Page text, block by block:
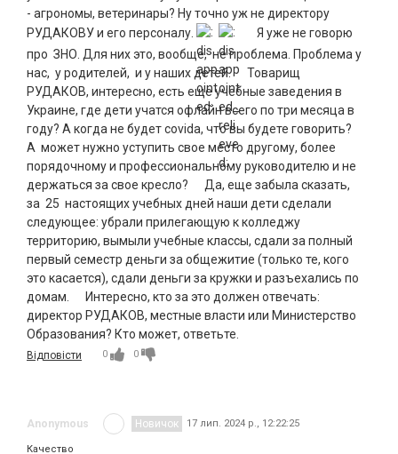
- агрономы, ветеринары? Ну точно уж не директору
РУДАКОВУ и его персоналу.
Я уже не говорю
про ЗНО. Для них это, вообще, не проблема. Проблема у
нас, у родителей, и у наших детей. Товарищ
РУДАКОВ, интересно, есть еще учебные заведения в
Украине, где дети учатся офлайн всего по три месяца в
году? А когда не будет covida, что вы будете говорить?
А может нужно уступить свое место другому, более
порядочному и профессиональному руководителю и не
держаться за свое кресло? Да, еще забыла сказать,
за 25 настоящих учебных дней наши дети сделали
следующее: убрали прилегающую к колледжу
территорию, вымыли учебные классы, сдали за полный
первый семестр деньги за общежитие (только те, кого
это касается), сдали деньги за кружки и разъехались по
домам. Интересно, кто за это должен отвечать:
директор РУДАКОВ, местные власти или Министерство
Образования? Кто может, ответьте.
Відповісти 0 0
Anonymous Новичок 17 лип. 2024 р., 12:22:25
Качество